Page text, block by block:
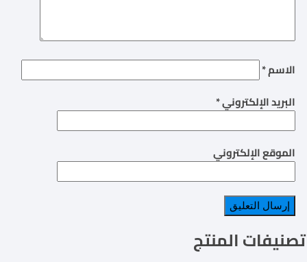
الاسم*
البريد الإلكتروني*
الموقع الإلكتروني
تصنيفات المنتج